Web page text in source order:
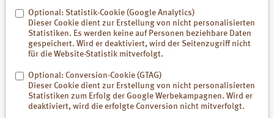
Optional: Statistik-Cookie (Google Analytics)
Dieser Cookie dient zur Erstellung von nicht personalisierten
Statistiken. Es werden keine auf Personen beziehbare Daten
gespeichert. Wird er deaktiviert, wird der Seitenzugriff nicht
für die Website-Statistik mitverfolgt.
Optional: Conversion-Cookie (GTAG)
Dieser Cookie dient zur Erstellung von nicht personalisierten
Statistiken zum Erfolg der Google Werbekampagnen. Wird er
deaktiviert, wird die erfolgte Conversion nicht mitverfolgt.